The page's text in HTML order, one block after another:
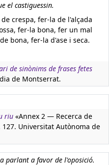
el castiguessin.
crespa, fer-la de l'alçada
fer-la bona, fer un mal
bona, fer-la d'ase i seca.
de sinònims de frases fetes
de Montserrat.
riu «Annex 2 — Recerca de
Universitat Autònoma de
parlant a favor de l'oposició.